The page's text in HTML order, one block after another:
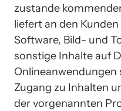
zustande
liefert an den
Software, Bild- und
sonstige Inhalte auf
Onlineanwendungen
Zugang zu Inhalten
der vorgenannten